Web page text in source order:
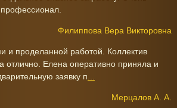
Филиппова Вера Викторовна
и проделанной работой. Коллектив
отлично. Елена оперативно приняла и
заявку п
Мерцалов А. А.